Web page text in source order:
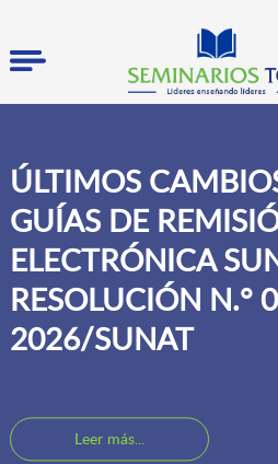
ÚLTIMOS
GUÍAS DE
ELECTRÓNICA
RESOLUCIÓN N.°
2026/SUNAT
Leer más...